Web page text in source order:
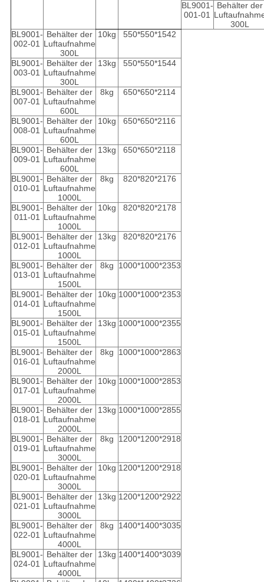
BL9001-
001-01
Behälter der
300L
BL9001-
002-01
Behälter der
Luftaufnahme
300L
10kg 550*550*1542
BL9001-
003-01
Behälter der
Luftaufnahme
300L
13kg 550*550*1544
BL9001-
007-01
Behälter der
Luftaufnahme
600L
8kg 650*650*2114
BL9001-
008-01
Behälter der
Luftaufnahme
600L
10kg 650*650*2116
BL9001-
009-01
Behälter der
Luftaufnahme
600L
13kg 650*650*2118
BL9001-
010-01
Behälter der
Luftaufnahme
1000L
8kg 820*820*2176
BL9001-
011-01
Behälter der
Luftaufnahme
1000L
10kg 820*820*2178
BL9001-
012-01
Behälter der
Luftaufnahme
1000L
13kg 820*820*2176
BL9001-
013-01
Behälter der
Luftaufnahme
1500L
8kg 1000*1000*2353
BL9001-
014-01
Behälter der
Luftaufnahme
1500L
10kg 1000*1000*2353
BL9001-
015-01
Behälter der
Luftaufnahme
1500L
13kg 1000*1000*2355
BL9001-
016-01
Behälter der
Luftaufnahme
2000L
8kg 1000*1000*2863
BL9001-
017-01
Behälter der
Luftaufnahme
2000L
10kg 1000*1000*2853
BL9001-
018-01
Behälter der
Luftaufnahme
2000L
13kg 1000*1000*2855
BL9001-
019-01
Behälter der
Luftaufnahme
3000L
8kg 1200*1200*2918
BL9001-
020-01
Behälter der
Luftaufnahme
3000L
10kg 1200*1200*2918
BL9001-
021-01
Behälter der
Luftaufnahme
3000L
13kg 1200*1200*2922
BL9001-
022-01
Behälter der
Luftaufnahme
4000L
8kg 1400*1400*3035
BL9001-
024-01
Behälter der
Luftaufnahme
4000L
13kg 1400*1400*3039